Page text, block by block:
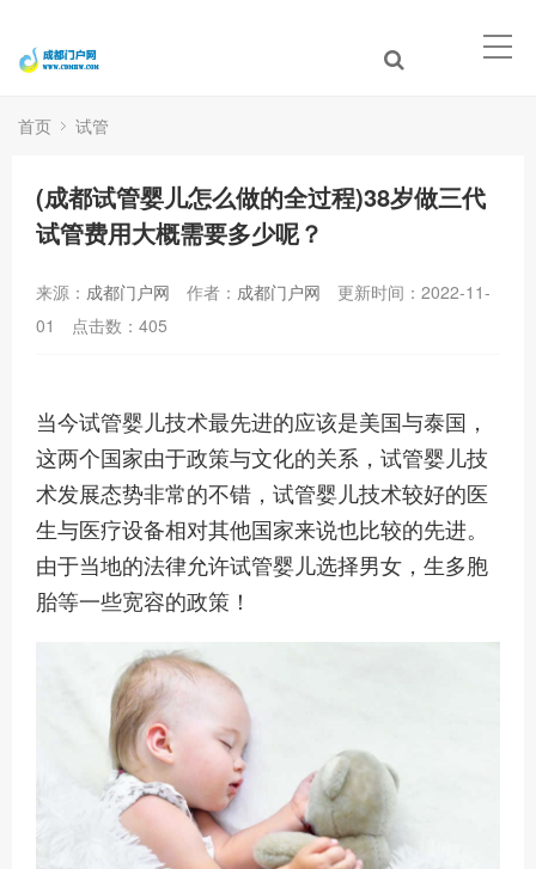
首页 试管
(成都试管婴儿怎么做的全过程)38岁做三代
试管费用大概需要多少呢？
来源： 成都门户网 作者： 成都门户网
更新时间：2022-11-
01
点击数： 405
当今试管婴儿技术最先进的应该是美国与泰国，
这两个国家由于政策与文化的关系，试管婴儿技
术发展态势非常的不错，试管婴儿技术较好的医
生与医疗设备相对其他国家来说也比较的先进。
由于当地的法律允许试管婴儿选择男女，生多胞
胎等一些宽容的政策！